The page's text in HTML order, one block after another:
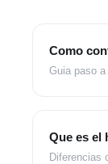
Como
Guia paso
Que es el
Diferencias